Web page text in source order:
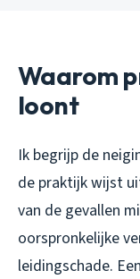
Waarom
loont
Ik begrijp de
de praktijk wijst
van de gevallen
oorspronkelijke
leidingschade.